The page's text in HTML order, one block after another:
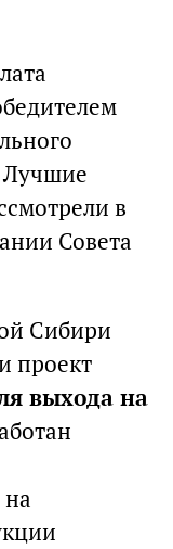
в
Совета
Сибири
проект
выхода на